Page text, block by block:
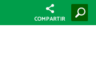
COMPARTIR